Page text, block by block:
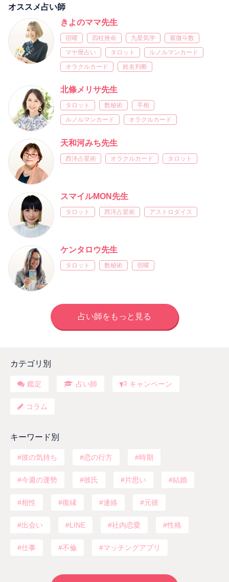
オススメ占い師
きよのママ先生
宿曜 四柱推命 九星気学
紫微斗数
マヤ暦占い
タロット
ルノルマンカード
オラクルカード
姓名判断
北條メリサ先生
タロット 数秘術
手相
ルノルマンカード
オラクルカード
天和河みち先生
西洋占星術 オラクルカード タロット
スマイルMON先生
タロット 西洋占星術 アストロダイス
ケンタロウ先生
タロット 数秘術 宿曜
占い師をもっと見る
カテゴリ別
鑑定 占い師 キャンペーン
コラム
キーワード別
彼の気持ち 恋の行方 時期
今週の運勢 彼氏 片思い 結婚
相性 復縁 連絡 元彼
出会い LINE 社内恋愛 性格
仕事 不倫 マッチングアプリ